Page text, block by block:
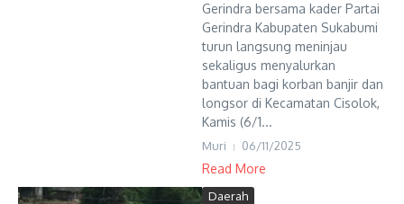
Gerindra bersama kader Partai
Gerindra Kabupaten Sukabumi
turun langsung meninjau
sekaligus menyalurkan
bantuan bagi korban banjir dan
longsor di Kecamatan Cisolok,
Kamis (6/1...
Muri 06/11/2025
Read More
Daerah